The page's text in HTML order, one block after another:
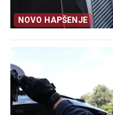
NOVO HAPŠENJE